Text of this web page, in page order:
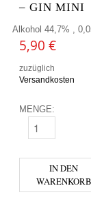
– GIN MINI
Alkohol 44,7% ,
5,90 €
zuzüglich
Versandkosten
MENGE:
AFFENZELLER
IN DEN
WARENKORB